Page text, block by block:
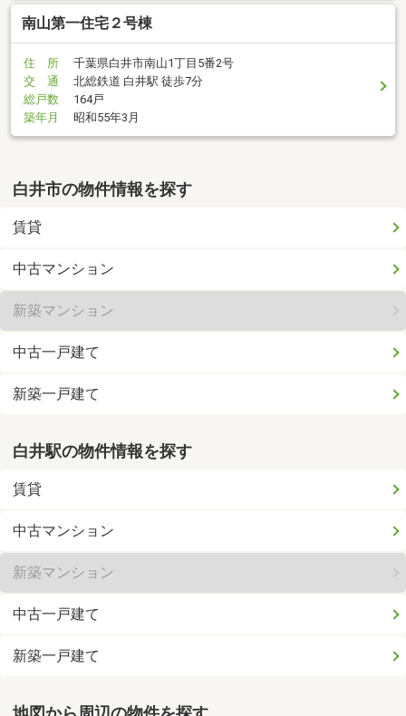
南山第一住宅２号棟
住 所
千葉県白井市南山1丁目5番2号
交 通
北総鉄道 白井駅 徒歩7分
総戸数
164戸
築年月
昭和55年3月
白井市の物件情報を探す
賃貸
中古マンション
新築マンション
中古一戸建て
新築一戸建て
白井駅の物件情報を探す
賃貸
中古マンション
新築マンション
中古一戸建て
新築一戸建て